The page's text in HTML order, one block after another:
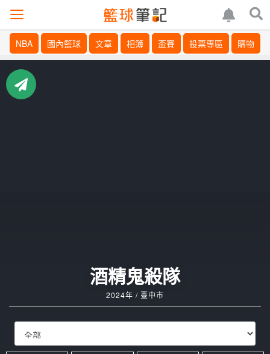
NBA 國內籃球 文章 相簿 盃賽 投票專區 購物
酒精鬼殺隊
2024年 / 臺中市